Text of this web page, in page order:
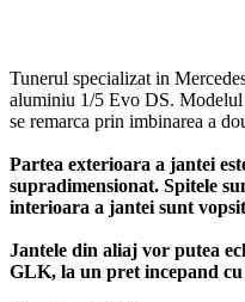
Tunerul specializat in
aluminiu 1/5 Evo DS. Modelul
se remarca prin imbinarea a
Partea exterioara a jantei
supradimensionat. Spitele
interioara a jantei sunt
Jantele din aliaj vor putea
GLK, la un pret incepand cu